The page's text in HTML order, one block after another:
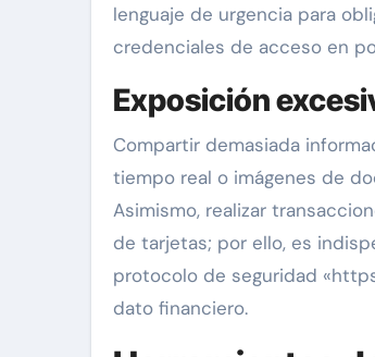
lenguaje de urgencia para
credenciales de acceso en
Exposición
Compartir demasiada
tiempo real o imágenes de
Asimismo, realizar
de tarjetas; por ello, es
protocolo de seguridad
dato financiero.